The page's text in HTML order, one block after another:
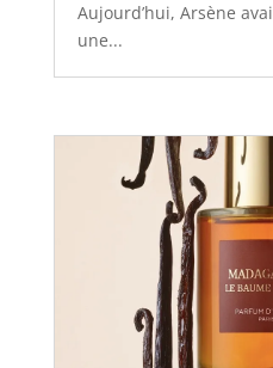
Aujourd’hui, Arsène
une...